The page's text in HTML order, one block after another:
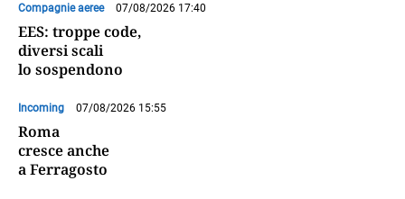
Compagnie aeree 07/08/2026 17:40
EES: troppe code,
diversi scali
lo sospendono
Incoming 07/08/2026 15:55
Roma
cresce anche
a Ferragosto